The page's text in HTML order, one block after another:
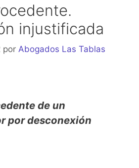
injustificada
por Abogados Las Tablas
de un
por desconexión